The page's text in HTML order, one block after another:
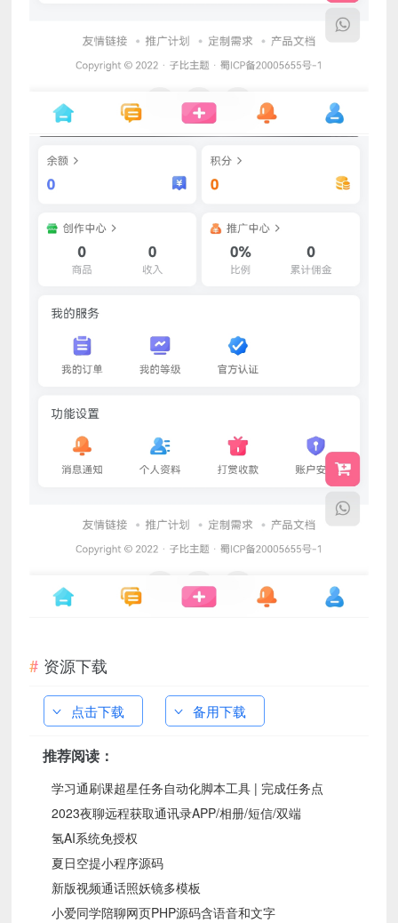
资源下载
点击下载 备用下载
推荐阅读：
学习通刷课超星任务自动化脚本工具 | 完成任务点
2023夜聊远程获取通讯录APP/相册/短信/双端
氢AI系统免授权
夏日空提小程序源码
新版视频通话照妖镜多模板
小爱同学陪聊网页PHP源码含语音和文字